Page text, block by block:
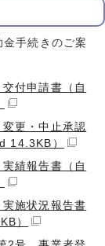
手続きのご案
付申請書（自
更・中止承認
14.3KB）
績報告書（自
施状況報告書
）